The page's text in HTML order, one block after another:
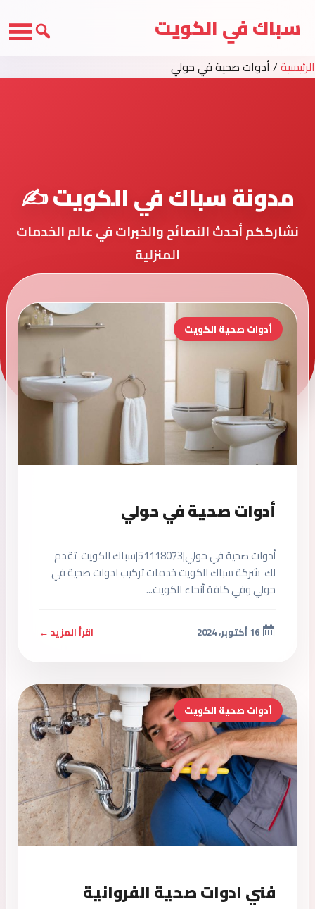
سباك في الكويت
الرئيسية/أدوات صحية في حولي
مدونة سباك في الكويت ✍️
نشارككم أحدث النصائح والخبرات في عالم الخدمات
المنزلية
أدوات صحية الكويت
أدوات صحية في حولي
أدوات صحية في حولي|51118073|سباك الكويت تقدم
لك شركة سباك الكويت خدمات تركيب ادوات صحية في
حولي وفي كافة أنحاء الكويت...
اقرأ المزيد ←
أدوات صحية الكويت
فني ادوات صحية الفروانية